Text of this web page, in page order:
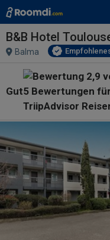
B&B Hotel
Balma
Gut